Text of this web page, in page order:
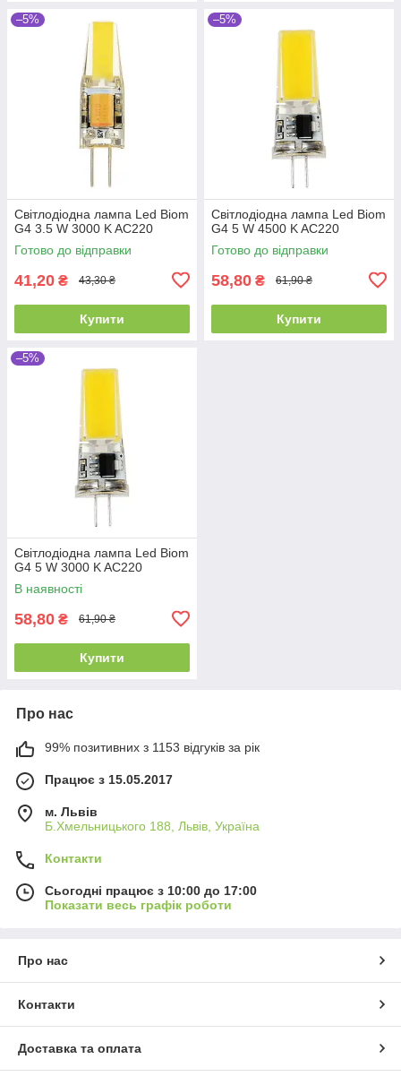
–5%
Світлодіодна лампа Led Biom
G4 3.5 W 3000 K AC220
Готово до відправки
41,20 ₴ 43,30 ₴
Купити
–5%
Світлодіодна лампа Led Biom
G4 5 W 4500 K AC220
Готово до відправки
58,80 ₴ 61,90 ₴
Купити
–5%
Світлодіодна лампа Led Biom
G4 5 W 3000 K AC220
В наявності
58,80 ₴ 61,90 ₴
Купити
Про нас
99% позитивних з 1153 відгуків за рік
Працює з 15.05.2017
м. Львів
Б.Хмельницького 188, Львів, Україна
Контакти
Сьогодні працює з 10:00 до 17:00
Показати весь графік роботи
Про нас
Контакти
Доставка та оплата